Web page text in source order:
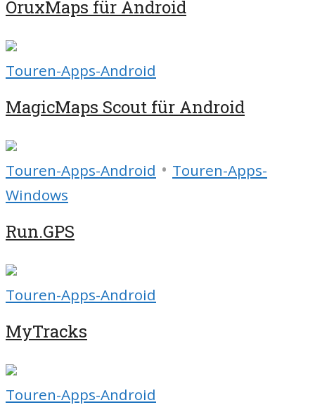
OruxMaps für Android
Touren-Apps-Android
MagicMaps Scout für Android
Touren-Apps-Android • Touren-Apps-
Windows
Run.GPS
Touren-Apps-Android
MyTracks
Touren-Apps-Android